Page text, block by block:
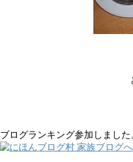
ブログランキング参加しまし